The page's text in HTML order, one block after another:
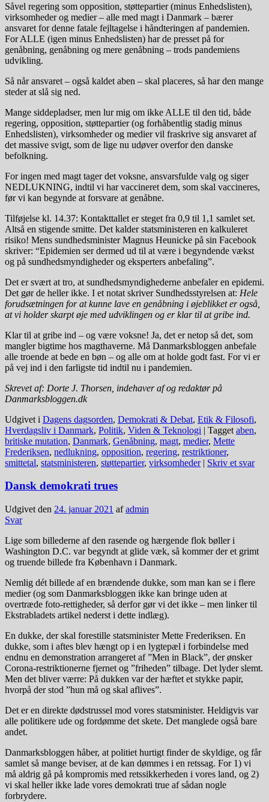
Såvel regering som opposition, støttepartier (minus Enhedslisten),
virksomheder og medier – alle med magt i Danmark – bærer
ansvaret for denne fatale fejltagelse i håndteringen af pandemien.
For ALLE (igen minus Enhedslisten) har de presset på for
genåbning, genåbning og mere genåbning – trods pandemiens
udvikling.
Så når ansvaret – også kaldet aben – skal placeres, så har den mange
steder at slå sig ned.
Mange siddepladser, men lur mig om ikke ALLE til den tid, både
regering, opposition, støttepartier (og forhåbentlig stadig minus
Enhedslisten), virksomheder og medier vil fraskrive sig ansvaret af
det massive svigt, som de lige nu udøver overfor den danske
befolkning.
For ingen med magt tager det voksne, ansvarsfulde valg og siger
NEDLUKNING, indtil vi har vaccineret dem, som skal vaccineres,
før vi kan begynde at forsvare at genåbne.
Tilføjelse kl. 14.37: Kontakttallet er steget fra 0,9 til 1,1 samlet set.
Altså en stigende smitte. Det kalder statsministeren en kalkuleret
risiko! Mens sundhedsminister Magnus Heunicke på sin Facebook
skriver: “Epidemien ser dermed ud til at være i begyndende vækst
og på sundhedsmyndigheder og eksperters anbefaling”.
Det er svært at tro, at sundhedsmyndighederne anbefaler en epidemi.
Det gør de heller ikke. I et notat skriver Sundhedsstyrelsen at: Hele
forudsætningen for at kunne lave en genåbning i øjeblikket er også,
at vi holder skarpt øje med udviklingen og er klar til at gribe ind.
Klar til at gribe ind – og være voksne! Ja, det er netop så det, som
mangler bigtime hos magthaverne. Må Danmarksbloggen anbefale
alle troende at bede en bøn – og alle om at holde godt fast. For vi er
på vej ind i den farligste tid indtil nu i pandemien.
Skrevet af: Dorte J. Thorsen, indehaver af og redaktør på
Danmarksbloggen.dk
Udgivet i Dagens dagsorden, Demokrati & Debat, Etik & Filosofi,
Hverdagsliv i Danmark, Politik, Viden & Teknologi | Tagget aben,
britiske mutation, Danmark, Genåbning, magt, medier, Mette
Frederiksen, nedlukning, opposition, regering, restriktioner,
smittetal, statsministeren, støttepartier, virksomheder | Skriv et svar
Dansk demokrati trues
Udgivet den 24. januar 2021 afadmin
Svar
Lige som billederne af den rasende og hærgende flok bøller i
Washington D.C. var begyndt at glide væk, så kommer der et grimt
og truende billede fra København i Danmark.
Nemlig dét billede af en brændende dukke, som man kan se i flere
medier (og som Danmarksbloggen ikke kan bringe uden at
overtræde foto-rettigheder, så derfor gør vi det ikke – men linker til
Ekstrabladets artikel nederst i dette indlæg).
En dukke, der skal forestille statsminister Mette Frederiksen. En
dukke, som i aftes blev hængt op i en lygtepæl i forbindelse med
endnu en demonstration arrangeret af ”Men in Black”, der ønsker
Corona-restriktionerne fjernet og ”friheden” tilbage. Det lyder slemt.
Men det bliver værre: På dukken var der hæftet et stykke papir,
hvorpå der stod ”hun må og skal aflives”.
Det er en direkte dødstrussel mod vores statsminister. Heldigvis var
alle politikere ude og fordømme det skete. Det manglede også bare
andet.
Danmarksbloggen håber, at politiet hurtigt finder de skyldige, og får
samlet så mange beviser, at de kan dømmes i en retssag. For 1) vi
må aldrig gå på kompromis med retssikkerheden i vores land, og 2)
vi skal heller ikke lade vores demokrati true af sådan nogle
forbrydere.